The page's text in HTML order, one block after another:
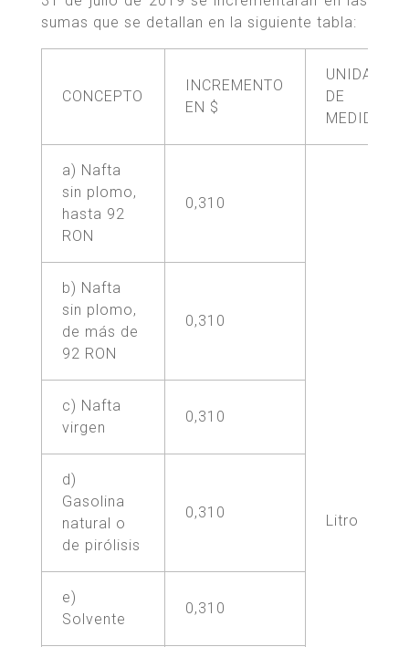
sumas que se detallan en la siguiente tabla:
CONCEPTO
INCREMENTO
EN $
UNIDAD
DE
MEDIDA
a) Nafta
sin plomo,
hasta 92
RON
0,310
Litro
b) Nafta
sin plomo,
de más de
92 RON
0,310
c) Nafta
virgen
0,310
d)
Gasolina
natural o
de pirólisis
0,310
e)
Solvente
0,310